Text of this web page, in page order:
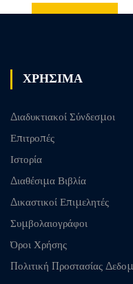
ΧΡΗΣΙΜΑ
Διαδυκτιακοί Σύνδεσμοι
Επιτροπές
Ιστορία
Διαθέσιμα Βιβλία
Δικαστικοί Επιμελητές
Συμβολαιογράφοι
Όροι Χρήσης
Πολιτική Προστασίας